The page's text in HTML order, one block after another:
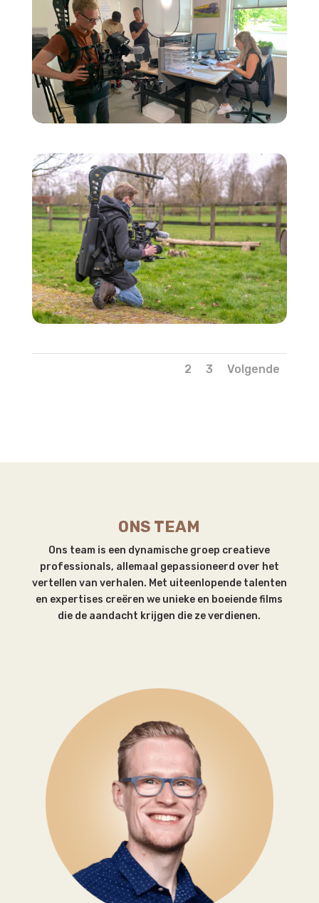
2 3 Volgende
ONS TEAM
Ons team is een dynamische groep creatieve
professionals, allemaal gepassioneerd over het
vertellen van verhalen. Met uiteenlopende talenten
en expertises creëren we unieke en boeiende films
die de aandacht krijgen die ze verdienen.